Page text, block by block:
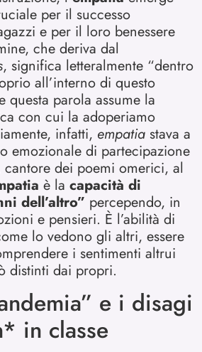
per il successo
e per il loro benessere
che deriva dal
, significa letteralmente “dentro
all’interno di questo
questa parola assume la
con cui la adoperiamo
infatti, empatia stava a
emozionale di partecipazione
cantore dei poemi omerici, al
è la capacità di
dell’altro” percependo, in
e pensieri. È l’abilità di
lo vedono gli altri, essere
i sentimenti altrui
distinti dai propri.
e i disagi
in classe